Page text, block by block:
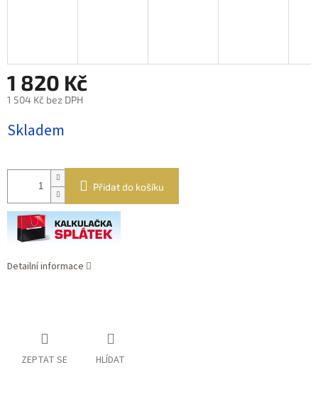
1 820 Kč
1 504 Kč bez DPH
cena:
Skladem
Přidat do košíku
Detailní informace
ZEPTAT SE HLÍDAT